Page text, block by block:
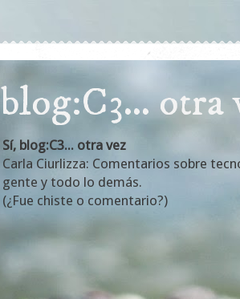
blog:C3... otra
Sí, blog:C3... otra vez
Carla Ciurlizza: Comentarios sobre
gente y todo lo demás.
(¿Fue chiste o comentario?)